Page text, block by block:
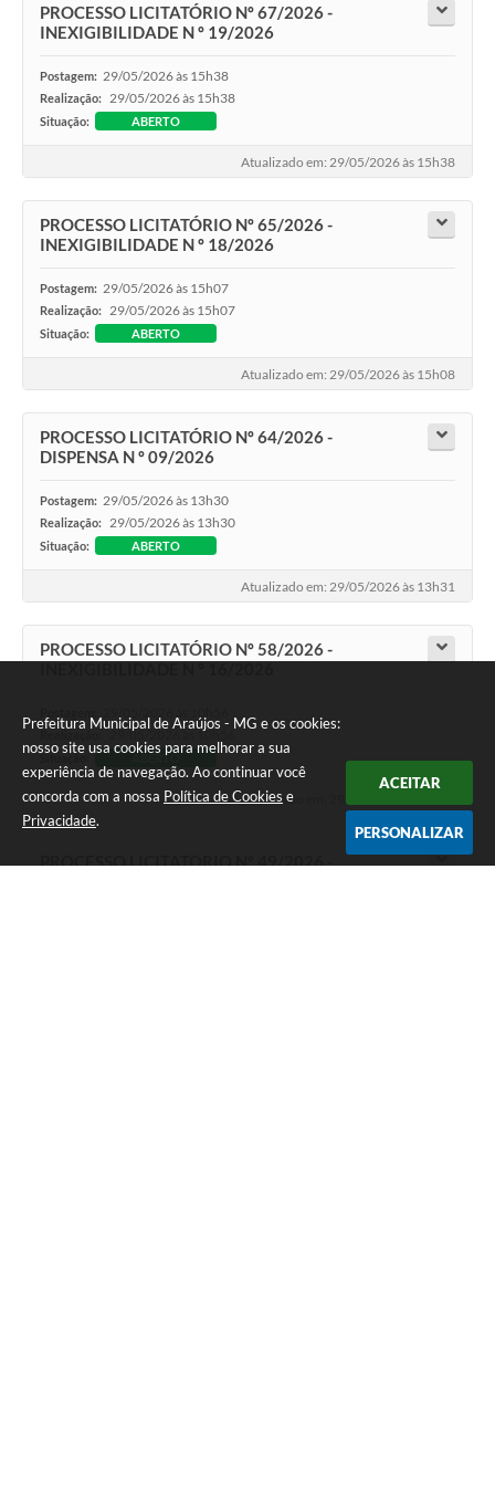
Prefeitura Municipal de Araújos - MG e os cookies:
nosso site usa cookies para melhorar a sua
experiência de navegação. Ao continuar você
concorda com a nossa Política de Cookies e
Privacidade.
ACEITAR
PERSONALIZAR
PROCESSO LICITATÓRIO Nº 67/2026 -
INEXIGIBILIDADE N º 19/2026
Postagem: 29/05/2026 às 15h38
Realização: 29/05/2026 às 15h38
Situação: ABERTO
Atualizado em: 29/05/2026 às 15h38
PROCESSO LICITATÓRIO Nº 65/2026 -
INEXIGIBILIDADE N º 18/2026
Postagem: 29/05/2026 às 15h07
Realização: 29/05/2026 às 15h07
Situação: ABERTO
Atualizado em: 29/05/2026 às 15h08
PROCESSO LICITATÓRIO Nº 64/2026 -
DISPENSA N º 09/2026
Postagem: 29/05/2026 às 13h30
Realização: 29/05/2026 às 13h30
Situação: ABERTO
Atualizado em: 29/05/2026 às 13h31
PROCESSO LICITATÓRIO Nº 58/2026 -
29/05/2026 às 10h56
Situação: ABERTO
Atualizado em: 29/05/2026 às 13h59